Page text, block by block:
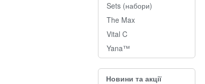
Sets (набори)
The Max
Vital C
Yana™
Новини та акції